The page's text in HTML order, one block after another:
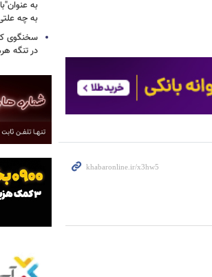
به چه
سخنگوی
در تنگه